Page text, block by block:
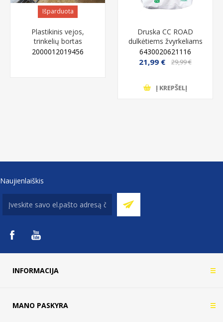
Išparduota
Plastikinis vejos,
trinkelių bortas
atskyrimui - 45 mm,
2000012019456
Druska CC ROAD
dulkėtiems žvyrkeliams
25 kg
6430020621116
21,99 € 29,99 €
Į KREPŠELĮ
Naujienlaiškis
INFORMACIJA
MANO PASKYRA